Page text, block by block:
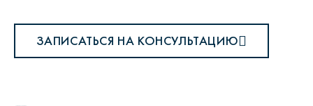
ЗАПИСАТЬСЯ НА КОНСУЛЬТАЦИЮ